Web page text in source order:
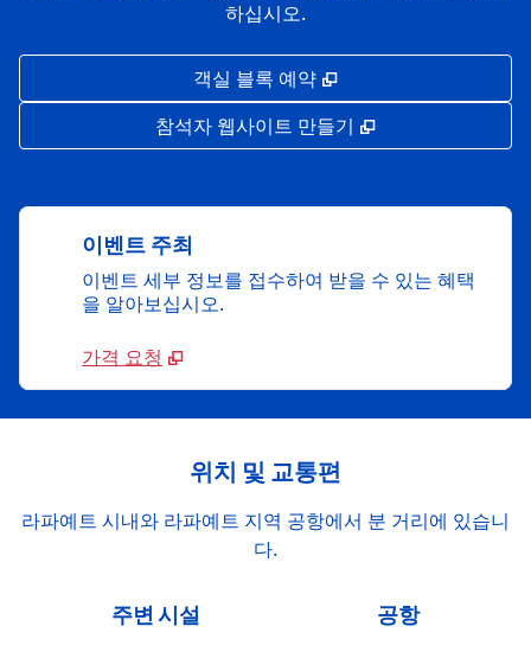
하십시오.
객실 블록 예약 ,
참석자 웹사이트 만들기 ,
이벤트 주최
이벤트 세부 정보를 접수하여 받을 수 있는 혜택
을 알아보십시오.
가격 요청
위치 및 교통편
라파예트 시내와 라파예트 지역 공항에서 분 거리에 있습니
다.
주변 시설 공항